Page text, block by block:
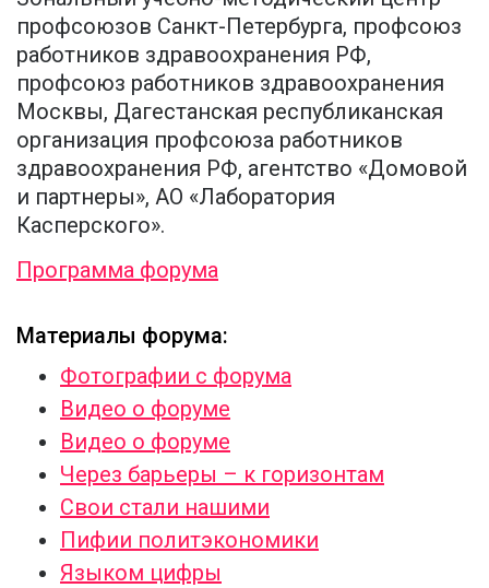
профсоюзов Санкт-Петербурга, профсоюз
работников здравоохранения РФ,
профсоюз работников здравоохранения
Москвы, Дагестанская республиканская
организация профсоюза работников
здравоохранения РФ, агентство «Домовой
и партнеры», АО «Лаборатория
Касперского».
Программа форума
Материалы форума:
Фотографии с форума
Видео о форуме
Видео о форуме
Через барьеры – к горизонтам
Свои стали нашими
Пифии политэкономики
Языком цифры